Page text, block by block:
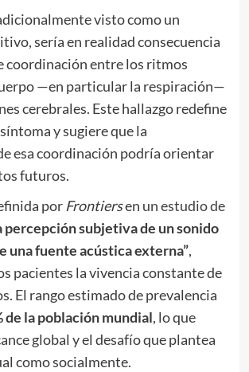
visto como un
sería en realidad consecuencia
coordinación entre los ritmos
—en particular la respiración—
cerebrales. Este hallazgo redefine
y sugiere que la
esa coordinación podría orientar
futuros.
por Frontiersen un estudio de
percepción subjetiva de un sonido
una fuente acústica externa”,
pacientes la vivencia constante de
El rango estimado de prevalencia
de la población mundial, lo que
global y el desafío que plantea
como socialmente.